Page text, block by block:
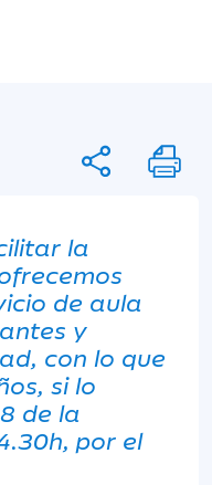
la
de aula
y
con lo que
si lo
de la
por el